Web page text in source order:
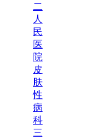
二
人
民
医
院
皮
肤
性
病
科
三